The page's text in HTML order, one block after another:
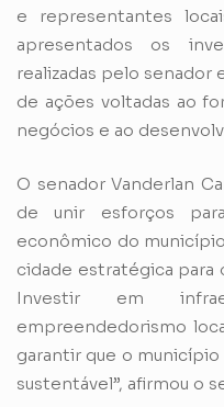
e representantes
apresentados os
realizadas pelo senador
de ações voltadas ao
negócios e ao
O senador Vanderlan
de unir esforços
econômico do
cidade estratégica para
Investir em
empreendedorismo
garantir que o
sustentável”, afirmou o